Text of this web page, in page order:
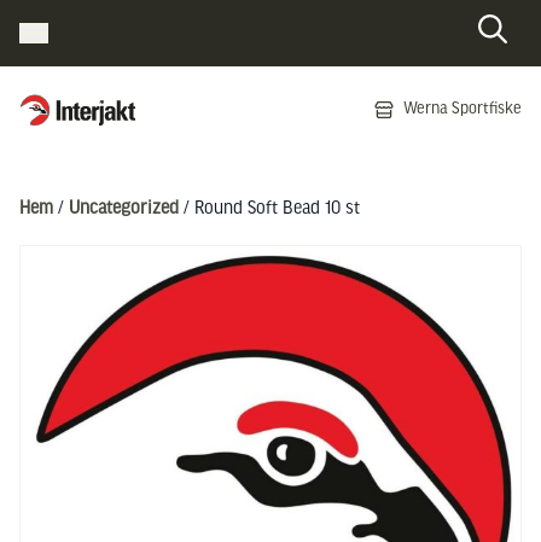
Interjakt SE Werna Sportfiske
Hem / Uncategorized / Round Soft Bead 10 st